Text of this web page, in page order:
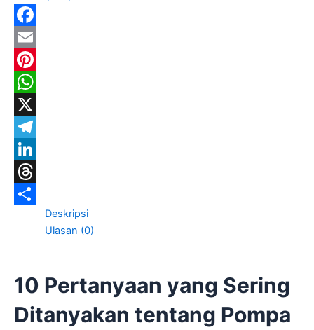
Facebook
Email
Pinterest
WhatsApp
X
Telegram
LinkedIn
Threads
Deskripsi
Ulasan (0)
10 Pertanyaan yang Sering
Ditanyakan tentang Pompa